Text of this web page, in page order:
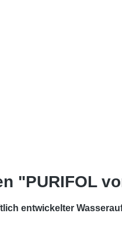
"PURIFOL
entwickelter